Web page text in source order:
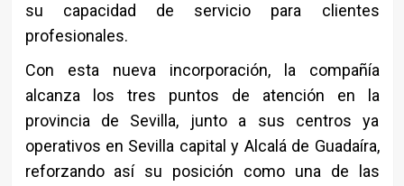
su capacidad de servicio para clientes
profesionales.
Con esta nueva incorporación, la compañía
alcanza los tres puntos de atención en la
provincia de Sevilla, junto a sus centros ya
operativos en Sevilla capital y Alcalá de Guadaíra,
reforzando así su posición como una de las